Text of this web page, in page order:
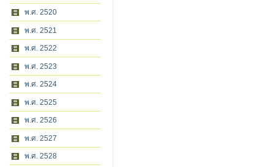
พ.ศ. 2520
พ.ศ. 2521
พ.ศ. 2522
พ.ศ. 2523
พ.ศ. 2524
พ.ศ. 2525
พ.ศ. 2526
พ.ศ. 2527
พ.ศ. 2528